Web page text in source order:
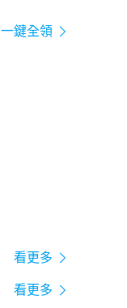
一鍵全領
看更多
看更多